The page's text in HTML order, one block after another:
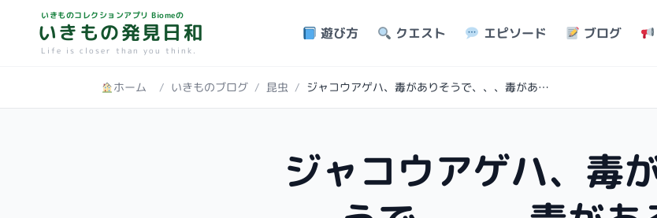
いきものコレクションアプリ Biomeの
いきもの発見日和
Life is closer than you think.
遊び方 クエスト エピソード ブログ
ホーム / いきものブログ / 昆虫 / ジャコウアゲハ、毒がありそうで、、、毒がある。
ジャコウアゲハ、毒